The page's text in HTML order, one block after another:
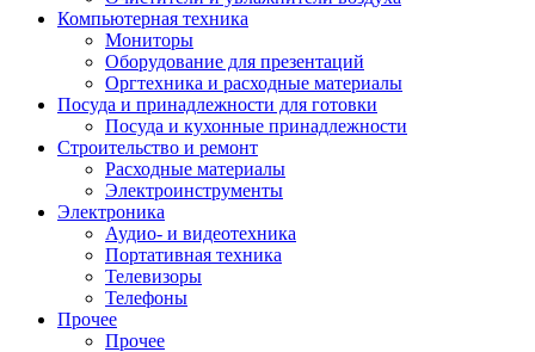
Компьютерная техника
Мониторы
Оборудование для презентаций
Оргтехника и расходные материалы
Посуда и принадлежности для готовки
Посуда и кухонные принадлежности
Строительство и ремонт
Расходные материалы
Электроинструменты
Электроника
Аудио- и видеотехника
Портативная техника
Телевизоры
Телефоны
Прочее
Прочее